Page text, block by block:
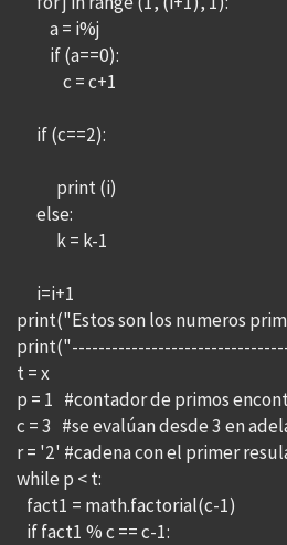
a = i%j
if (a==0):
c = c+1
if (c==2):
print (i)
else:
k = k-1
i=i+1
print("Estos son los numeros
t = x
p = 1 #contador de primos
c = 3 #se evalúan desde 3 en
r = '2' #cadena con el primer
while p < t:
fact1 = math.factorial(c-1)
if fact1 % c == c-1: